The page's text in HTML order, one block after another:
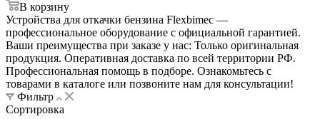
В корзину
Устройства для откачки бензина Flexbimec —
профессиональное оборудование с официальной гарантией.
Ваши преимущества при заказе у нас: Только оригинальная
продукция. Оперативная доставка по всей территории РФ.
Профессиональная помощь в подборе. Ознакомьтесь с
товарами в каталоге или позвоните нам для консультации!
Фильтр
Сортировка